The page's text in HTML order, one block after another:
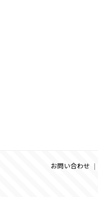
お問い合わせ